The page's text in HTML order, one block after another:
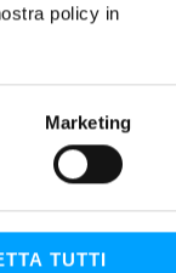
policy in
Marketing
TUTTI